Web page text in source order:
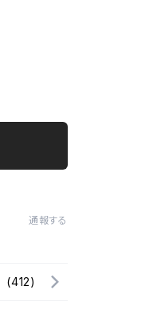
通報する
(412)